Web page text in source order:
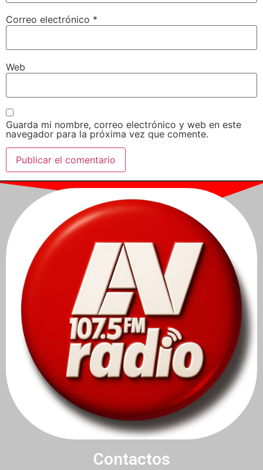
Correo electrónico *
Web
Guarda mi nombre, correo electrónico y web en este
navegador para la próxima vez que comente.
Contactos